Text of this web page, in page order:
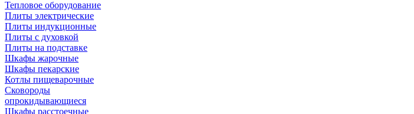
Тепловое оборудование
Плиты электрические
Плиты индукционные
Плиты с духовкой
Плиты на подставке
Шкафы жарочные
Шкафы пекарские
Котлы пищеварочные
Сковороды
опрокидывающиеся
Шкафы расстоечные